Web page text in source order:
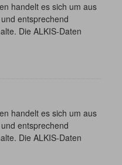
handelt es sich um aus
entsprechend
Die ALKIS-Daten
handelt es sich um aus
entsprechend
Die ALKIS-Daten